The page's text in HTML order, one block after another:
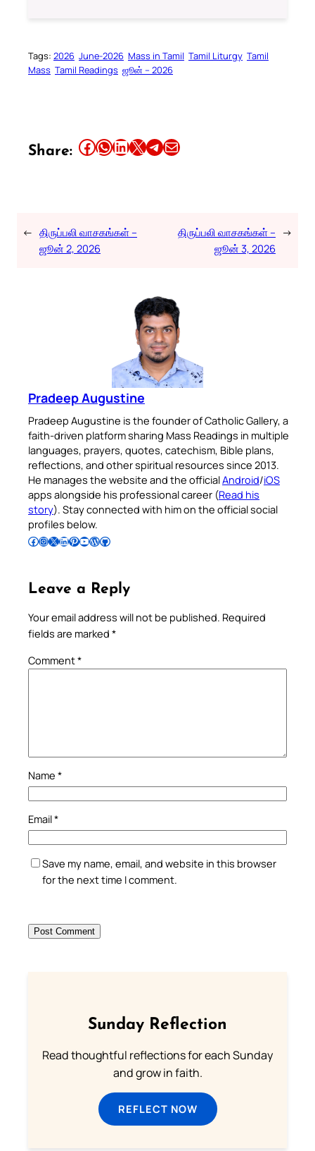
Tags: 2026 June-2026 Mass in Tamil Tamil Liturgy Tamil
Mass Tamil Readings ஜூன் – 2026
Share: Share this article on Facebook Share this article on WhatsApp Share this article on LinkedIn Share this article on X Share this article on TelegramEmail this Article
← திருப்பலி வாசகங்கள் –
ஜூன் 2, 2026
திருப்பலி வாசகங்கள் –
ஜூன் 3, 2026
→
Pradeep Augustine
Pradeep Augustine is the founder of Catholic Gallery, a
faith-driven platform sharing Mass Readings in multiple
languages, prayers, quotes, catechism, Bible plans,
reflections, and other spiritual resources since 2013.
He manages the website and the officialAndroid/iOS
apps alongside his professional career (Read his
story). Stay connected with him on the official social
profiles below.
Follow Pradeep on Facebook Follow Pradeep on InstagramFollow Pradeep on X Follow Pradeep on LinkedIn Follow Pradeep on Pinterest Subscribe to Pradeep’s Youtube Channel Follow Pradeep on WordPress Follow Pradeep on GitHub
Leave a Reply
Your email address will not be published. Required
fields are marked *
Comment*
Name *
Email*
Save my name, email, and website in this browser
for the next time I comment.
Sunday Reflection
Read thoughtful reflections for each Sunday
and grow in faith.
REFLECT NOW